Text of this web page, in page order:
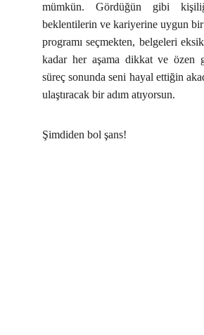
mümkün. Gördüğün gibi
beklentilerin ve kariyerine uygun
programı seçmekten, belgeleri
kadar her aşama dikkat ve özen
süreç sonunda seni hayal ettiğin
ulaştıracak bir adım atıyorsun.
Şimdiden bol şans!